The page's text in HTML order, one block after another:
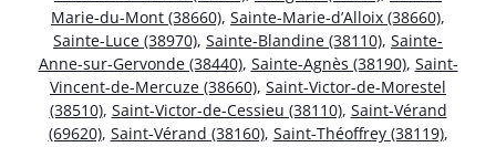
Marie-du-Mont (38660), Sainte-Marie-d’Alloix (38660),
Sainte-Luce (38970), Sainte-Blandine (38110), Sainte-
Anne-sur-Gervonde (38440), Sainte-Agnès (38190), Saint-
Vincent-de-Mercuze (38660), Saint-Victor-de-Morestel
(38510), Saint-Victor-de-Cessieu (38110), Saint-Vérand
(69620), Saint-Vérand (38160), Saint-Théoffrey (38119),